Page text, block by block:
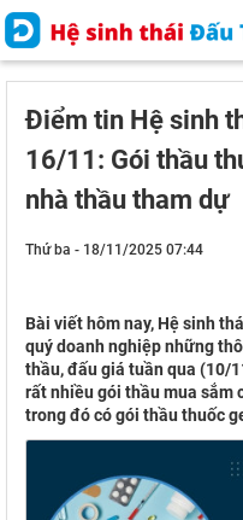
Điểm tin Hệ sinh
16/11: Gói thầu
nhà thầu tham dự
Thứ ba - 18/11/2025 07:44
Bài viết hôm nay, Hệ sinh
quý doanh nghiệp những
thầu, đấu giá tuần qua (10/
rất nhiều gói thầu mua sắm
trong đó có gói thầu thuốc